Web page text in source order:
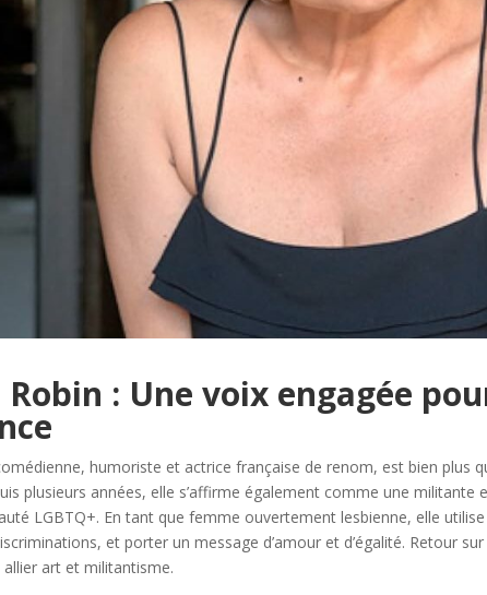
: Une voix engagée
humoriste et actrice française de renom, est bien plus
plusieurs années, elle s’affirme également comme une
LGBTQ+. En tant que femme ouvertement lesbienne, elle
et porter un message d’amour et d’égalité. Retour
art et militantisme.